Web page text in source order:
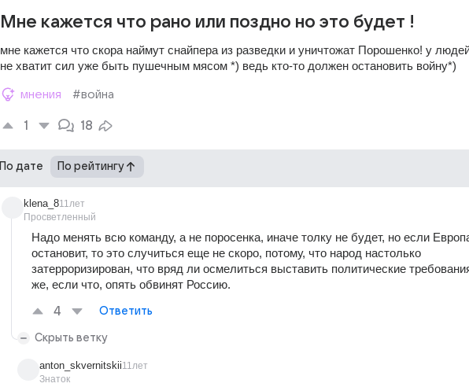
Мне кажется что рано или поздно но это будет !
мне кажется что скора наймут снайпера из разведки и уничтожат Порошенко! у
не хватит сил уже быть пушечным мясом *) ведь кто-то должен остановить войну*)
мнения #война
1 18
По дате По рейтингу
klena_8
Просветленный
11лет
Надо менять всю команду, а не поросенка, иначе толку не будет, но если
остановит, то это случиться еще не скоро, потому, что народ настолько
затерроризирован, что вряд ли осмелиться выставить политические
же, если что, опять обвинят Россию.
4 Ответить
Скрыть ветку
anton_skvernitskii
Знаток
11лет